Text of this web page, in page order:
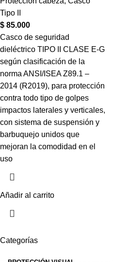
Categorías
Tipo II
$ 85.000
Casco de seguridad
dieléctrico TIPO II CLASE E-G
según clasificación de la
norma ANSI/ISEA Z89.1 –
2014 (R2019), para protección
contra todo tipo de golpes
impactos laterales y verticales,
con sistema de suspensión y
barbuquejo unidos que
mejoran la comodidad en el
uso
Añadir al carrito